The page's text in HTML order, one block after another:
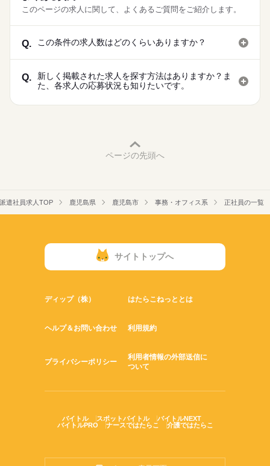
このページの求人に関して、よくあるご質問をご紹介します。
Q. この条件の求人数はどのくらいありますか？
Q.
新しく掲載された求人を探す方法はありますか？ま
た、各求人の応募状況も知りたいです。
ページの先頭へ
派遣社員求人TOP 鹿児島県 鹿児島市 事務・オフィス系 正社員の一覧
サイトトップへ
ディップ（株） はたらこねっととは
ヘルプ＆お問い合わせ 利用規約
プライバシーポリシー
利用者情報の外部送信に
ついて
バイトル スポットバイトル
バイトルNEXT
バイトルPRO
ナースではたらこ 介護ではたらこ